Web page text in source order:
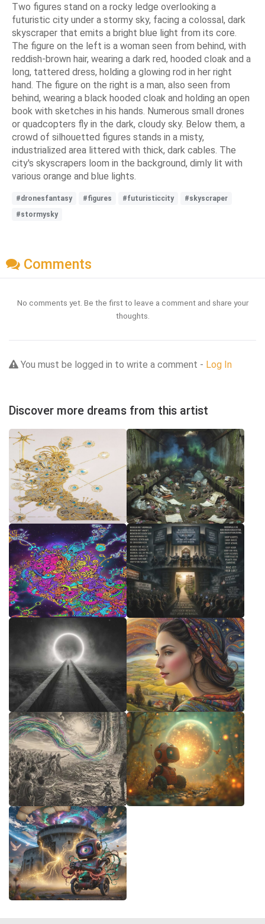
Two figures stand on a rocky ledge overlooking a
futuristic city under a stormy sky, facing a colossal, dark
skyscraper that emits a bright blue light from its core.
The figure on the left is a woman seen from behind, with
reddish-brown hair, wearing a dark red, hooded cloak and a
long, tattered dress, holding a glowing rod in her right
hand. The figure on the right is a man, also seen from
behind, wearing a black hooded cloak and holding an open
book with sketches in his hands. Numerous small drones
or quadcopters fly in the dark, cloudy sky. Below them, a
crowd of silhouetted figures stands in a misty,
industrialized area littered with thick, dark cables. The
city's skyscrapers loom in the background, dimly lit with
various orange and blue lights.
#dronesfantasy #figures #futuristiccity
#skyscraper
#stormysky
Comments
No comments yet. Be the first to leave a comment and share your
thoughts.
You must be logged in to write a comment - Log In
Discover more dreams from this artist